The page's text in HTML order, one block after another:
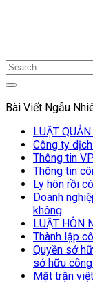
Bài Viết Ngẫu
LUẬT
Công ty
Thông tin
Thông tin
Ly hôn rồi
Doanh
không
LUẬT HÔN
Thành lập
Quyền sở
sở hữu
Mặt trận